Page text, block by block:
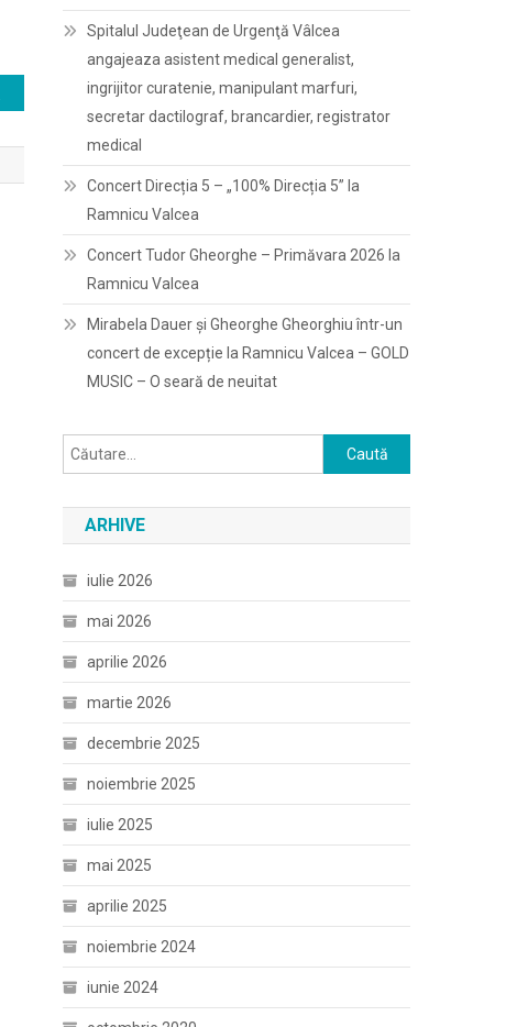
Spitalul Judeţean de Urgenţă Vâlcea
angajeaza asistent medical generalist,
ingrijitor curatenie, manipulant marfuri,
secretar dactilograf, brancardier, registrator
medical
Concert Direcția 5 – „100% Direcția 5” la
Ramnicu Valcea
Concert Tudor Gheorghe – Primăvara 2026 la
Ramnicu Valcea
Mirabela Dauer și Gheorghe Gheorghiu într-un
concert de excepție la Ramnicu Valcea – GOLD
MUSIC – O seară de neuitat
Caută
după:
ARHIVE
iulie 2026
mai 2026
aprilie 2026
martie 2026
decembrie 2025
noiembrie 2025
iulie 2025
mai 2025
aprilie 2025
noiembrie 2024
iunie 2024